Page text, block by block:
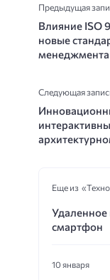
Предыдущая
Влияние ISO
новые
менеджмента
Следующая
Еще из
Удаленное
смартфон
10 января